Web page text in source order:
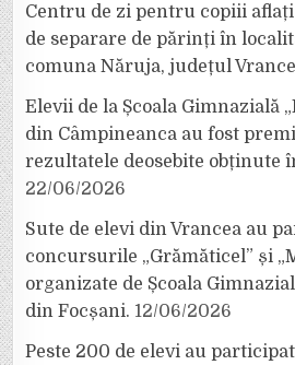
Centru de zi pentru copiii
de separare de părinți în
comuna Năruja, județul
Elevii de la Școala Gimnazială
din Câmpineanca au fost
rezultatele deosebite obținute
22/06/2026
Sute de elevi din Vrancea au
concursurile „Grămăticel” și
organizate de Școala
din Focșani. 12/06/2026
Peste 200 de elevi au